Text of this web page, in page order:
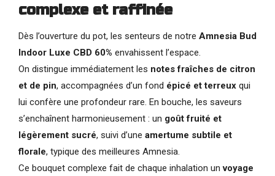
complexe et raffinée
Dès l’ouverture du pot, les senteurs de notre Amnesia Bud
Indoor Luxe CBD 60% envahissent l’espace.
On distingue immédiatement les notes fraîches de citron
et de pin, accompagnées d’un fond épicé et terreux qui
lui confère une profondeur rare. En bouche, les saveurs
s’enchaînent harmonieusement : un goût fruité et
légèrement sucré, suivi d’une amertume subtile et
florale, typique des meilleures Amnesia.
Ce bouquet complexe fait de chaque inhalation unvoyage